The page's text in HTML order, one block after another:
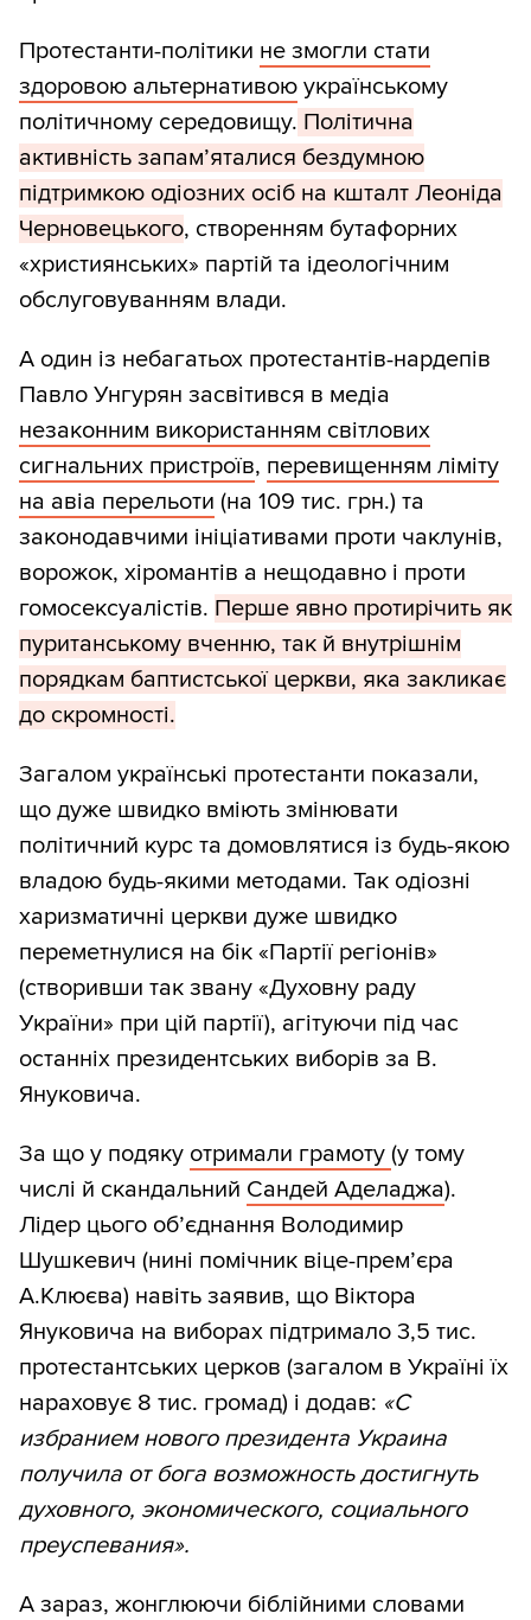
Протестанти-політики не змогли стати
здоровою альтернативою українському
політичному середовищу. Політична
активність запам’яталися бездумною
підтримкою одіозних осіб на кшталт Леоніда
Черновецького, створенням бутафорних
«християнських» партій та ідеологічним
обслуговуванням влади.
А один із небагатьох протестантів-нардепів
Павло Унгурян засвітився в медіа
незаконним використанням світлових
сигнальних пристроїв, перевищенням ліміту
на авіа перельоти (на 109 тис. грн.) та
законодавчими ініціативами проти чаклунів,
ворожок, хіромантів а нещодавно і проти
гомосексуалістів. Перше явно протирічить як
пуританському вченню, так й внутрішнім
порядкам баптистської церкви, яка закликає
до скромності.
Загалом українські протестанти показали,
що дуже швидко вміють змінювати
політичний курс та домовлятися із будь-якою
владою будь-якими методами. Так одіозні
харизматичні церкви дуже швидко
переметнулися на бік «Партії регіонів»
(створивши так звану «Духовну раду
України» при цій партії), агітуючи під час
останніх президентських виборів за В.
Януковича.
За що у подяку отримали грамоту (у тому
числі й скандальний Сандей Аделаджа).
Лідер цього об’єднання Володимир
Шушкевич (нині помічник віце-прем’єра
А.Клюєва) навіть заявив, що Віктора
Януковича на виборах підтримало 3,5 тис.
протестантських церков (загалом в Україні їх
нараховує 8 тис. громад) і додав: «С
избранием нового президента Украина
получила от бога возможность достигнуть
духовного, экономического, социального
преуспевания».
А зараз, жонглюючи біблійними словами